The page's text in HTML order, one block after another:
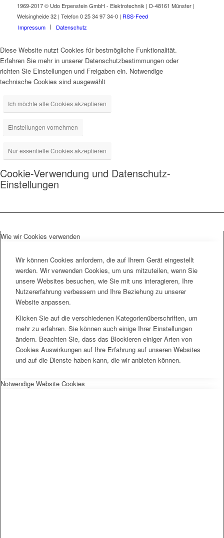
1969-2017 © Udo Erpenstein GmbH - Elektrotechnik | D-48161 Münster |
Welsingheide 32 | Telefon 0 25 34 97 34-0 | RSS-Feed
Impressum
Datenschutz
Diese Website nutzt Cookies für bestmögliche Funktionalität.
Erfahren Sie mehr in unserer Datenschutzbestimmungen oder
richten Sie Einstellungen und Freigaben ein. Notwendige
technische Cookies sind ausgewählt
Ich möchte alle Cookies akzeptieren
Einstellungen vornehmen
Nur essentielle Cookies akzeptieren
Cookie-Verwendung und Datenschutz-
Einstellungen
Wie wir Cookies verwenden
Wir können Cookies anfordern, die auf Ihrem Gerät eingestellt
werden. Wir verwenden Cookies, um uns mitzuteilen, wenn Sie
unsere Websites besuchen, wie Sie mit uns interagieren, Ihre
Nutzererfahrung verbessern und Ihre Beziehung zu unserer
Website anpassen.
Klicken Sie auf die verschiedenen Kategorienüberschriften, um
mehr zu erfahren. Sie können auch einige Ihrer Einstellungen
ändern. Beachten Sie, dass das Blockieren einiger Arten von
Cookies Auswirkungen auf Ihre Erfahrung auf unseren Websites
und auf die Dienste haben kann, die wir anbieten können.
Notwendige Website Cookies